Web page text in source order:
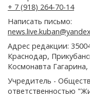
+ 7 (918) 264-70-14
Написать письмо:
Адрес редакции:
Краснодар,
Космонавта
Учредитель -
ответственностью